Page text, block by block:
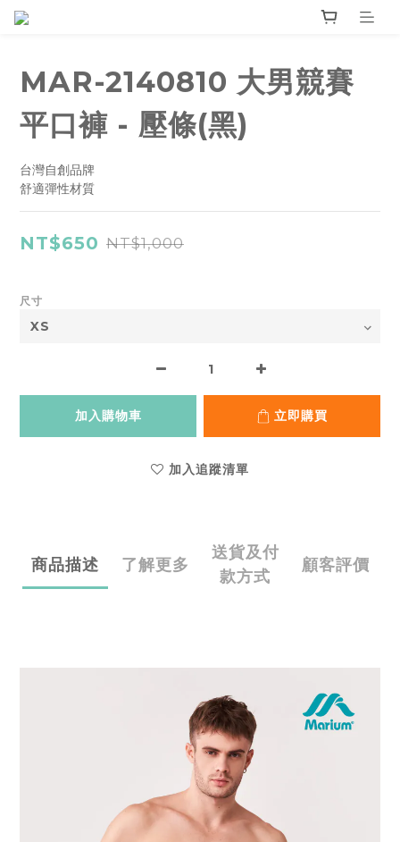
MAR-2140810 大男競賽
平口褲 - 壓條(黑)
台灣自創品牌
舒適彈性材質
NT$650 NT$1,000
尺寸
加入購物車 立即購買
加入追蹤清單
商品描述 了解更多
送貨及付
款方式
顧客評價